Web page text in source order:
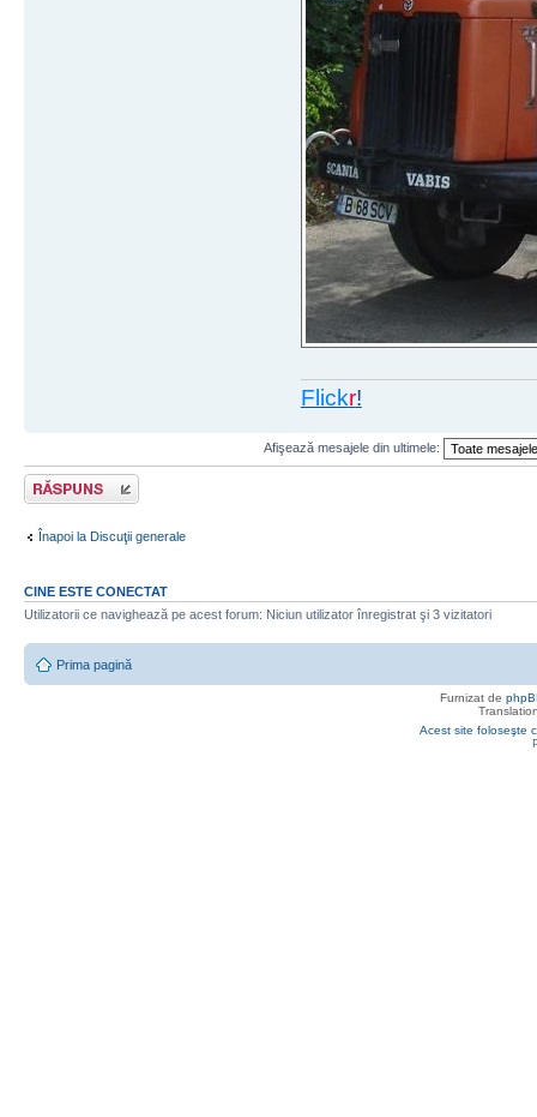
Flickr!
Afişează mesajele din ultimele:
Răspunde
Înapoi la Discuţii generale
CINE ESTE CONECTAT
Utilizatorii ce navighează pe acest forum: Niciun utilizator înregistrat şi 3 vizitatori
Prima pagină
Furnizat de
Acest site foloseşte